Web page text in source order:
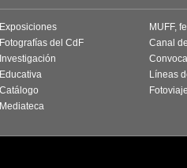
Exposiciones
Fotografías del CdF
Investigación
Educativa
Catálogo
Mediateca
MUFF,
Canal
Líneas